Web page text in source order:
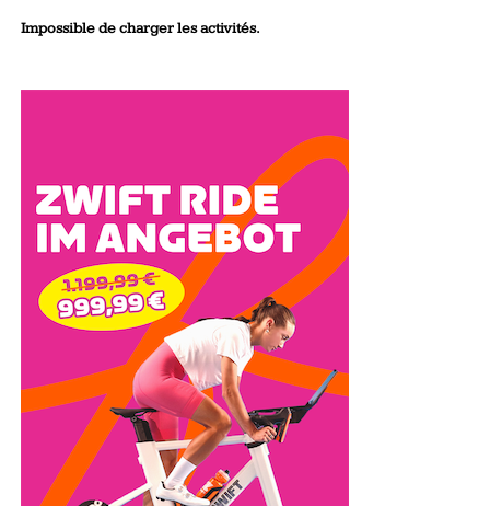
Impossible de charger les activités.